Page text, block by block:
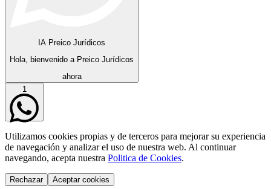
IA Preico Jurídicos
Hola, bienvenido a Preico Jurídicos
ahora
1
Utilizamos cookies propias y de terceros para mejorar su experiencia
de navegación y analizar el uso de nuestra web. Al continuar
navegando, acepta nuestra Politica de Cookies.
Rechazar Aceptar cookies